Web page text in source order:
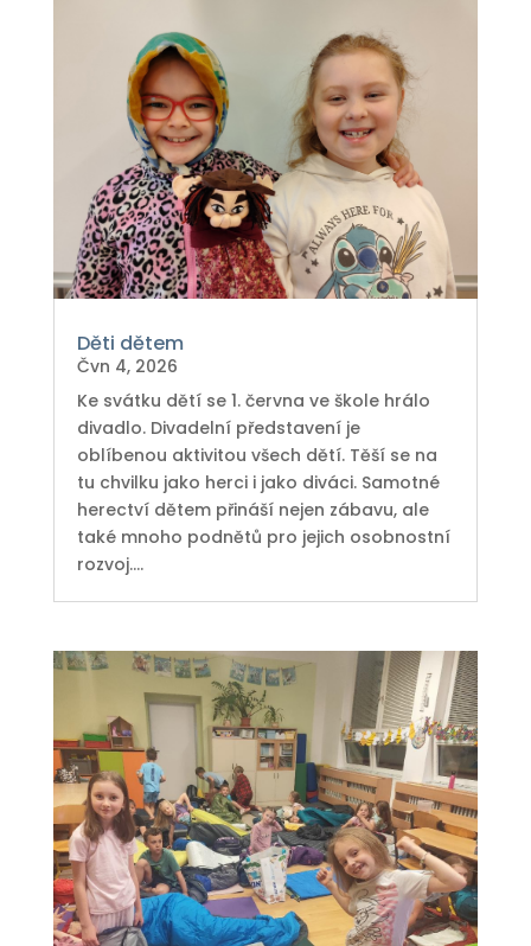
Děti dětem
Čvn 4, 2026
Ke svátku dětí se 1. června ve škole hrálo
divadlo. Divadelní představení je
oblíbenou aktivitou všech dětí. Těší se na
tu chvilku jako herci i jako diváci. Samotné
herectví dětem přináší nejen zábavu, ale
také mnoho podnětů pro jejich osobnostní
rozvoj....